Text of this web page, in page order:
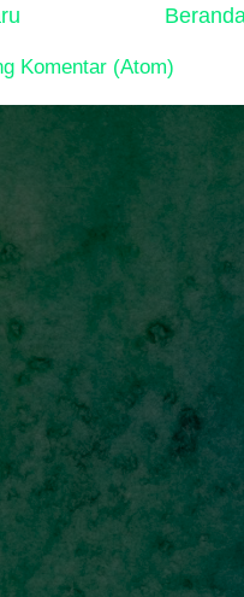
Komentar (Atom)